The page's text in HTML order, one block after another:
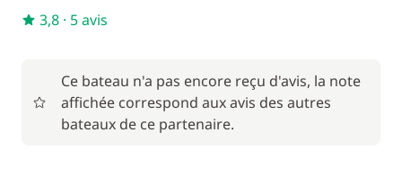
3,8 · 5 avis
Ce bateau n'a pas encore reçu d'avis, la note
affichée correspond aux avis des autres
bateaux de ce partenaire.